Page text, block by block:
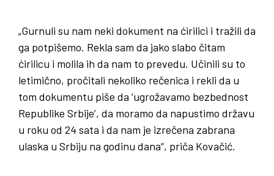
„Gurnuli su nam neki dokument na ćirilici i tražili da
ga potpišemo. Rekla sam da jako slabo čitam
ćirilicu i molila ih da nam to prevedu. Učinili su to
letimično, pročitali nekoliko rečenica i rekli da u
tom dokumentu piše da ‘ugrožavamo bezbednost
Republike Srbije’, da moramo da napustimo državu
u roku od 24 sata i da nam je izrečena zabrana
ulaska u Srbiju na godinu dana“, priča Kovačić.